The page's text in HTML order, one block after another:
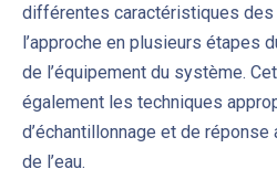
différentes caractéristiques des
l’approche en plusieurs étapes
de l’équipement du système.
également les techniques
d’échantillonnage et de
de l’eau.